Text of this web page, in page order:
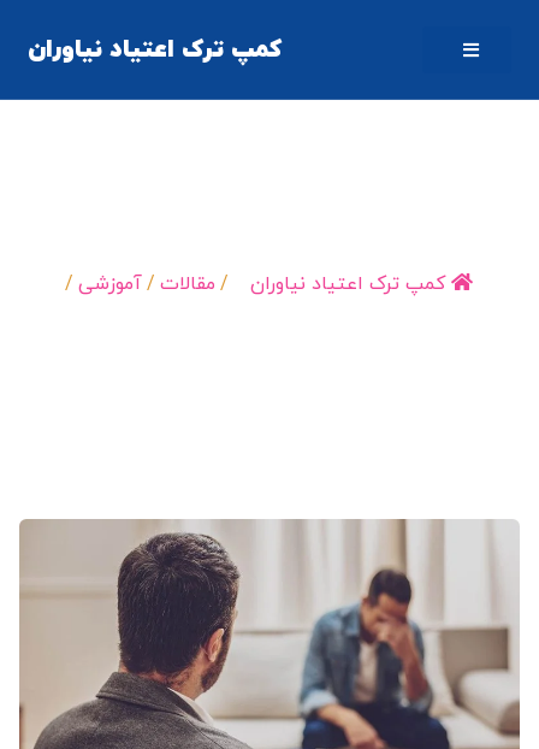
کمپ ترک اعتیاد نیاوران
کمپ ترک اعتیاد نیاوران / مقالات /آموزشی /